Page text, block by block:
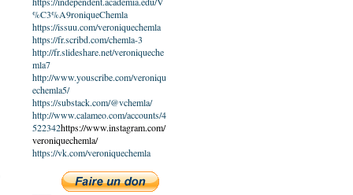
%C3%A9roniqueChemla
https://issuu.com/veroniquechemla
https://fr.scribd.com/chemla-3
http://fr.slideshare.net/veroniqueche
mla7
http://www.youscribe.com/veroniqu
echemla5/
https://substack.com/@vchemla/
http://www.calameo.com/accounts/4
522342https://www.instagram.com/
veroniquechemla/
https://vk.com/veroniquechemla